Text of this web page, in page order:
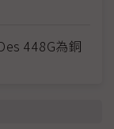
448G為銅